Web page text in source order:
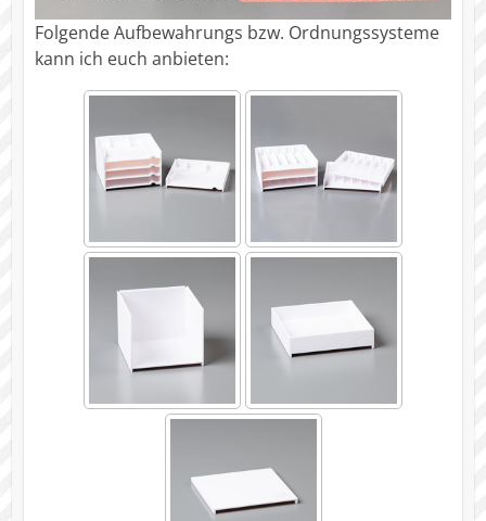
Folgende Aufbewahrungs bzw. Ordnungssysteme
kann ich euch anbieten: